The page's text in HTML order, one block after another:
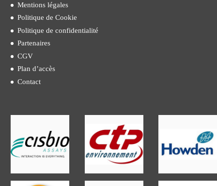
Mentions légales
Politique de Cookie
Politique de confidentialité
Partenaires
CGV
Plan d’accès
Contact